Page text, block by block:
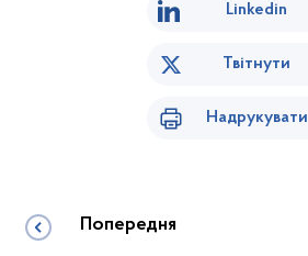
Linkedin
Твітнути
Надрукувати
Попередня